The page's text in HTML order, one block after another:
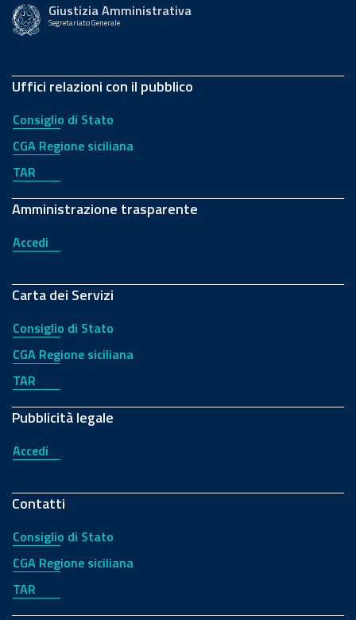
Giustizia Amministrativa
Segretariato Generale
Uffici relazioni con il pubblico
Consiglio di Stato
CGA Regione siciliana
TAR
Amministrazione trasparente
Accedi
Carta dei Servizi
Consiglio di Stato
CGA Regione siciliana
TAR
Pubblicità legale
Accedi
Contatti
Consiglio di Stato
CGA Regione siciliana
TAR